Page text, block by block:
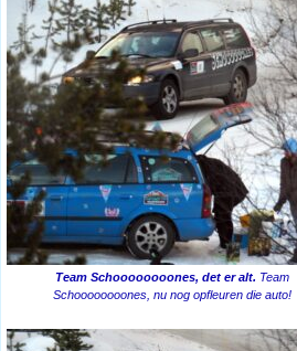
Team Schoooooooones, det er alt. Team
Schoooooooones, nu nog opfleuren die auto!